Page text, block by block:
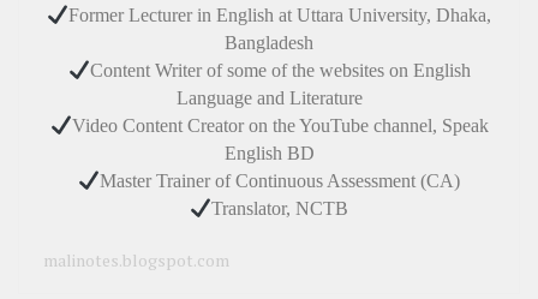
Former Lecturer in English at Uttara University, Dhaka,
Bangladesh
Content Writer of some of the websites on English
Language and Literature
Video Content Creator on the YouTube channel, Speak
English BD
Master Trainer of Continuous Assessment (CA)
Translator, NCTB
malinotes.blogspot.com